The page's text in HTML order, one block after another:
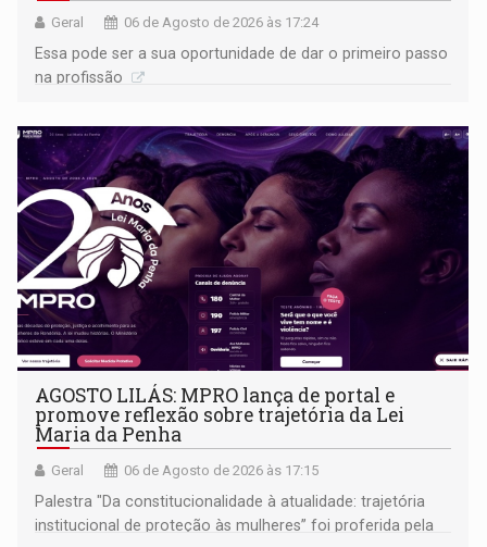
Geral 06 de Agosto de 2026 às 17:24
Essa pode ser a sua oportunidade de dar o primeiro passo
na profissão
AGOSTO LILÁS: MPRO lança de portal e
promove reflexão sobre trajetória da Lei
Maria da Penha
Geral 06 de Agosto de 2026 às 17:15
Palestra "Da constitucionalidade à atualidade: trajetória
institucional de proteção às mulheres” foi proferida pela